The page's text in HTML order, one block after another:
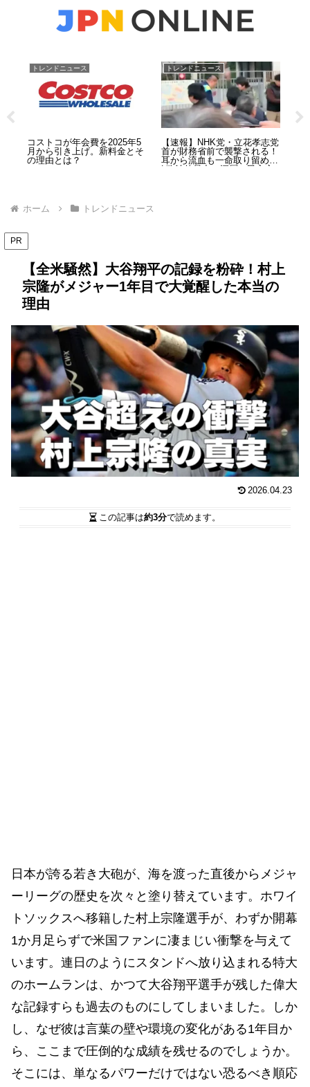
トレンドニュース
コストコが年会費を2025年5
月から引き上げ。新料金とそ
の理由とは？
トレンドニュース
【速報】NHK党・立花孝志党
首が財務省前で襲撃される！
耳から流血も一命取り留める
ホーム トレンドニュース
PR
【全米騒然】大谷翔平の記録を粉砕！村上
宗隆がメジャー1年目で大覚醒した本当の
理由
2026.04.23
この記事は約3分で読めます。
日本が誇る若き大砲が、海を渡った直後からメジャ
ーリーグの歴史を次々と塗り替えています。ホワイ
トソックスへ移籍した村上宗隆選手が、わずか開幕
1か月足らずで米国ファンに凄まじい衝撃を与えて
います。連日のようにスタンドへ放り込まれる特大
のホームランは、かつて大谷翔平選手が残した偉大
な記録すらも過去のものにしてしまいました。しか
し、なぜ彼は言葉の壁や環境の変化がある1年目か
ら、ここまで圧倒的な成績を残せるのでしょうか。
そこには、単なるパワーだけではない恐るべき順応